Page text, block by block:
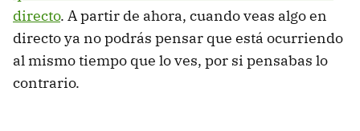
directo. A partir de ahora, cuando veas algo en
directo ya no podrás pensar que está ocurriendo
al mismo tiempo que lo ves, por si pensabas lo
contrario.